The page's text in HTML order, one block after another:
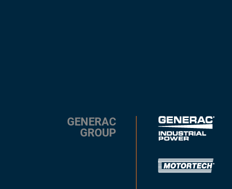
GENERAC
GROUP